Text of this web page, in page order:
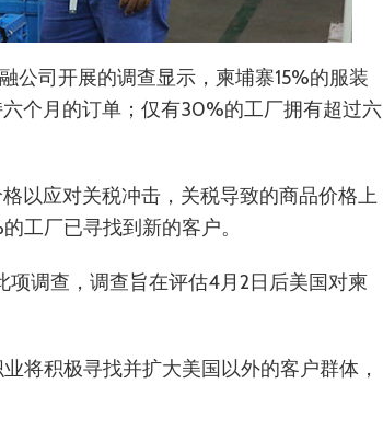
公司开展的调查显示，柬埔寨15%的服装
个月的订单；仅有30%的工厂拥有超过六
以应对关税冲击，关税导致的商品价格上
工厂已寻找到新的客户。
调查，调查旨在评估4月2日后美国对柬
将积极寻找并扩大美国以外的客户群体，